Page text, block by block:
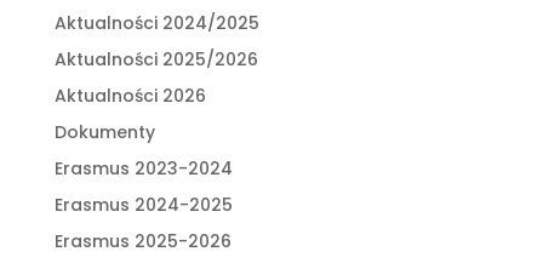
Aktualności 2024/2025
Aktualności 2025/2026
Aktualności 2026
Dokumenty
Erasmus 2023-2024
Erasmus 2024-2025
Erasmus 2025-2026